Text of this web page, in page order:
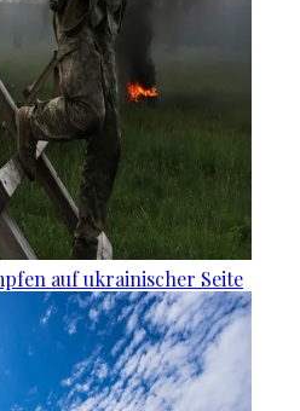
auf ukrainischer Seite